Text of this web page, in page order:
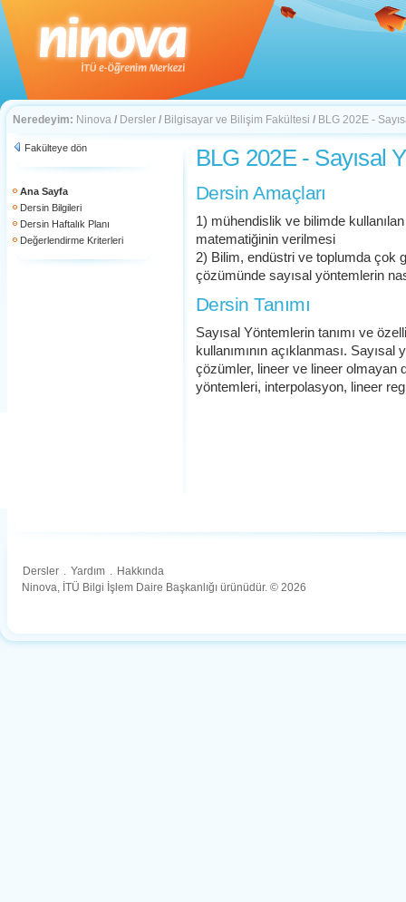
Neredeyim: Ninova / Dersler / Bilgisayar ve Bilişim Fakültesi / BLG 202E -
Fakülteye dön
Ana Sayfa
Dersin Bilgileri
Dersin Haftalık Planı
Değerlendirme Kriterleri
BLG 202E - Sayısal
Dersin Amaçları
1) mühendislik ve bilimde
matematiğinin verilmesi
2) Bilim, endüstri ve toplumda çok
çözümünde sayısal yöntemlerin
Dersin Tanımı
Sayısal Yöntemlerin tanımı ve
kullanımının açıklanması.
çözümler, lineer ve lineer olmayan
yöntemleri, interpolasyon, lineer
Dersler . Yardım . Hakkında
Ninova, İTÜ Bilgi İşlem Daire Başkanlığı ürünüdür. © 2026